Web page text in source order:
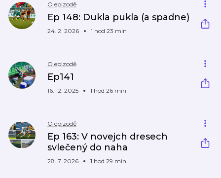
O epizodě
Ep 148: Dukla pukla (a spadne)
24. 2. 2026 1 hod 23 min
O epizodě
Ep141
16. 12. 2025 1 hod 26 min
O epizodě
Ep 163: V novejch dresech
svlečený do naha
28. 7. 2026 1 hod 29 min